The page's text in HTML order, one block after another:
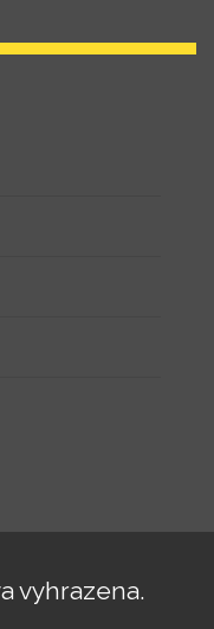
vyhrazena.